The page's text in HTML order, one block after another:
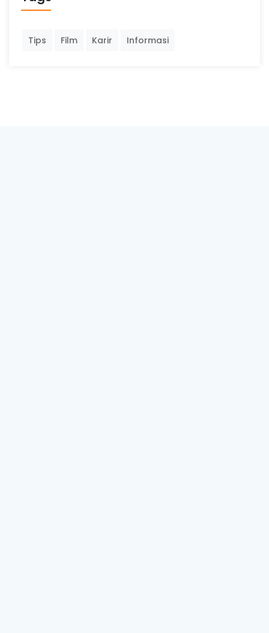
Tips Film Karir Informasi